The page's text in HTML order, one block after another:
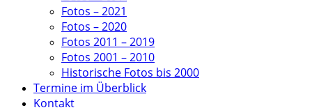
Fotos – 2021
Fotos – 2020
Fotos 2011 – 2019
Fotos 2001 – 2010
Historische Fotos bis 2000
Termine im Überblick
Kontakt